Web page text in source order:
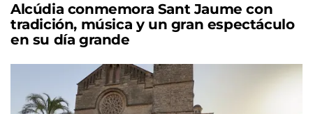
Alcúdia conmemora Sant Jaume con
tradición, música y un gran espectáculo
en su día grande